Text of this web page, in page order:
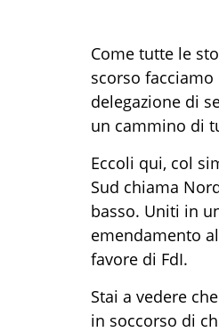
Come tutte le
scorso
delegazione di
un cammino di
Eccoli qui, col
Sud chiama
basso. Uniti in
emendamento
favore di FdI.
Stai a vedere
in soccorso di